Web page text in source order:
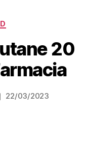
20
22/03/2023